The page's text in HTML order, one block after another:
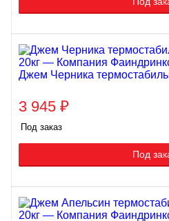
Джем Черника
3 945 ₽
Под заказ
Под